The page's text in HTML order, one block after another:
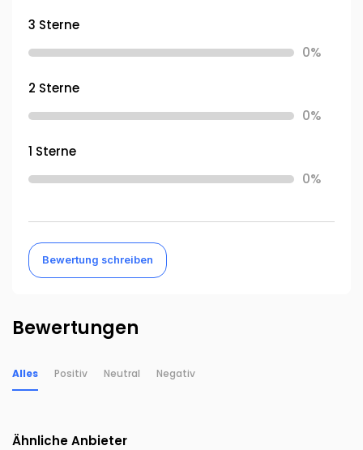
3 Sterne
0%
2 Sterne
0%
1 Sterne
0%
Bewertung schreiben
Bewertungen
Alles Positiv Neutral Negativ
Ähnliche Anbieter